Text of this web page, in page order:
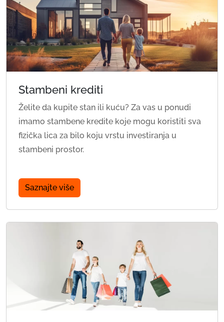
Stambeni krediti
Želite da kupite stan ili kuću? Za vas u ponudi
imamo stambene kredite koje mogu koristiti sva
fizička lica za bilo koju vrstu investiranja u
stambeni prostor.
Saznajte više